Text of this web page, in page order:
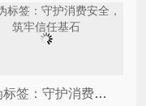
防伪标签：守护消费安全，筑牢信任基石